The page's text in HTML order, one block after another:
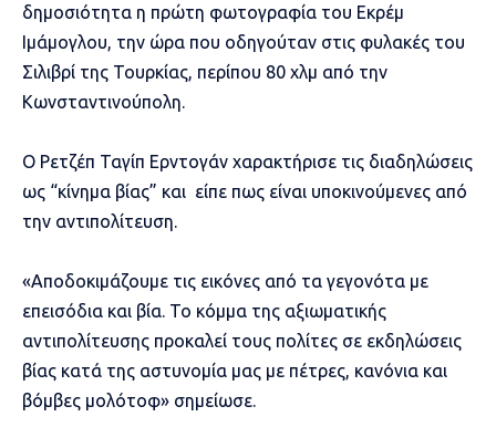
δημοσιότητα η πρώτη φωτογραφία του Εκρέμ
Ιμάμογλου, την ώρα που οδηγούταν στις φυλακές του
Σιλιβρί της Τουρκίας, περίπου 80 χλμ από την
Κωνσταντινούπολη.
Ο Ρετζέπ Ταγίπ Ερντογάν χαρακτήρισε τις διαδηλώσεις
ως “κίνημα βίας” και είπε πως είναι υποκινούμενες από
την αντιπολίτευση.
«Αποδοκιμάζουμε τις εικόνες από τα γεγονότα με
επεισόδια και βία. Το κόμμα της αξιωματικής
αντιπολίτευσης προκαλεί τους πολίτες σε εκδηλώσεις
βίας κατά της αστυνομία μας με πέτρες, κανόνια και
βόμβες μολότοφ» σημείωσε.